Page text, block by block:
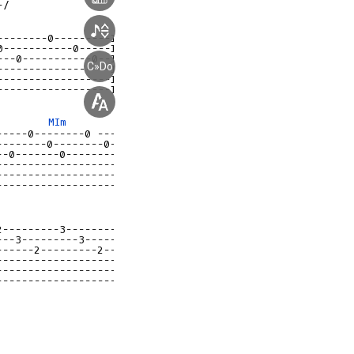
C»Do
0---------I
0-----I
0-----------0--I
I
I
I
MIm
0--------0 -------0---\
0--------0---------]
0---------0------] x2
]
]
3--------I
3---------3-----I
2---------2--I
I
I
I